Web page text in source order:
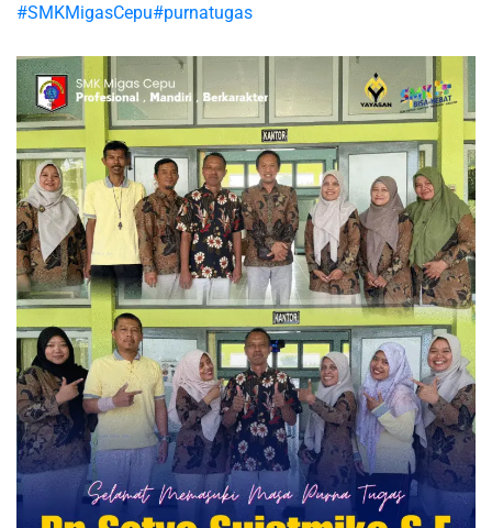
#SMKMigasCepu#purnatugas